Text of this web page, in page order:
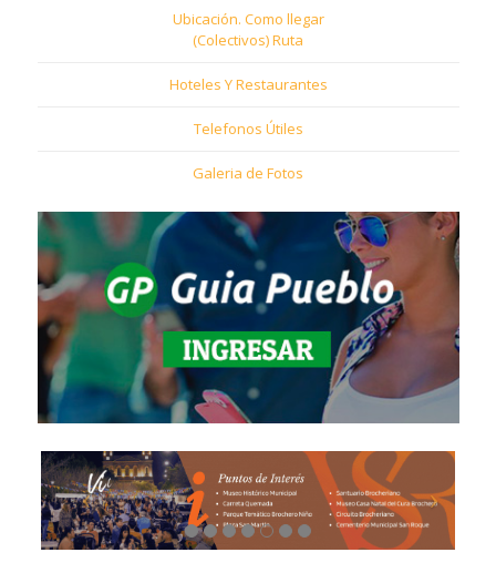
Ubicación. Como llegar
(Colectivos) Ruta
Hoteles Y Restaurantes
Telefonos Útiles
Galeria de Fotos